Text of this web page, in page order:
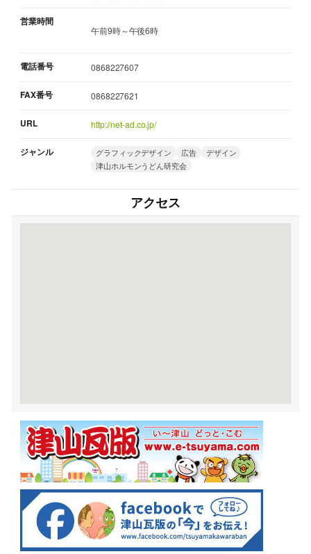
営業時間
午前9時～午後6時
電話番号 0868227607
FAX番号 0868227621
URL http://net-ad.co.jp/
ジャンル グラフィックデザイン 広告
デザイン
津山ホルモンうどん研究会
アクセス